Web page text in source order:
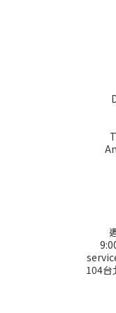
104台